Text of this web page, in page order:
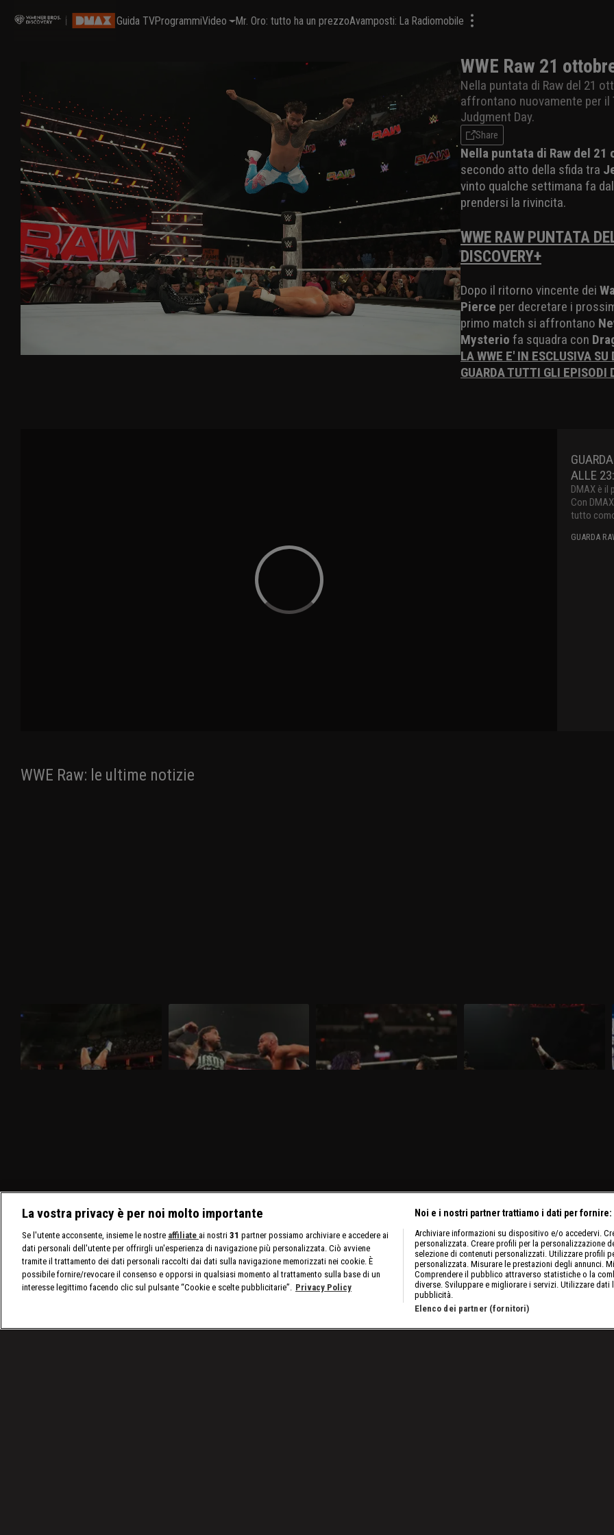
Guida TVProgrammiVideo Mr. Oro: tutto ha un prezzoAvamposti: La Radiomobile
WWE Raw 21
Nella puntata di Raw del 21
affrontano nuovamente per
Judgment Day.
Share
Nella puntata di Raw del
secondo atto della sfida tra
vinto qualche settimana fa
prendersi la rivincita.
WWE RAW PUNTATA
DISCOVERY+
Dopo il ritorno vincente dei
Pierce per decretare i
primo match si affrontano
Mysterio fa squadra con
LA WWE E' IN ESCLUSIVA
GUARDA TUTTI GLI EPISODI
ALLE
DMAX è il
Con
tutto
GUARDA
WWE Raw: le ultime notizie
WWE Raw 30 marzo 2026: nel
Nella puntata di Raw del 30 marzo,
visibile su discovery+, al Madison Square
Garden ci sono in palio i titoli tag team
maschili e femminili. Nuovo confronto fra
visionari sfidano gli Usos
Nella puntata di Raw del 23 marzo,
visibile su discovery+, gli Usos
affrontano Logan Paul e Austin Theory.
Sarà presente nuovamente Brock Lesnar.
WWE Raw 16 marzo 2026: prima
difesa per AJ Lee
Nella puntata di Raw del 16 marzo,
visibile su discovery+, AJ Lee mette in
palio il Titolo Intercontinentale contro
Bayley. E' annunciata la presenza di
WWE Raw 9 marzo 2026: sfida tra
Nella puntata di Raw del 9 marzo, visibile
su discovery+, si affrontano Oba Femi e
Rusev. Gauntlet Match per sfidare AJ Lee
per il Titolo Intercontinentale.
La vostra privacy è per noi molto importante
Se l'utente acconsente, insieme le nostre affiliate ai nostri 31 partner possiamo archiviare e accedere ai
dati personali dell'utente per offrirgli un'esperienza di navigazione più personalizzata. Ciò avviene
tramite il trattamento dei dati personali raccolti dai dati sulla navigazione memorizzati nei cookie. È
possibile fornire/revocare il consenso e opporsi in qualsiasi momento al trattamento sulla base di un
interesse legittimo facendo clic sul pulsante “Cookie e scelte pubblicitarie”. Privacy Policy
Noi e i nostri partner trattiamo i dati per fornire:
Archiviare informazioni su dispositivo e/o accedervi.
personalizzata. Creare profili per la personalizzazione
selezione di contenuti personalizzati. Utilizzare profili
personalizzata. Misurare le prestazioni degli annunci.
Comprendere il pubblico attraverso statistiche o la
diverse. Sviluppare e migliorare i servizi. Utilizzare dati
pubblicità.
Elenco dei partner (fornitori)